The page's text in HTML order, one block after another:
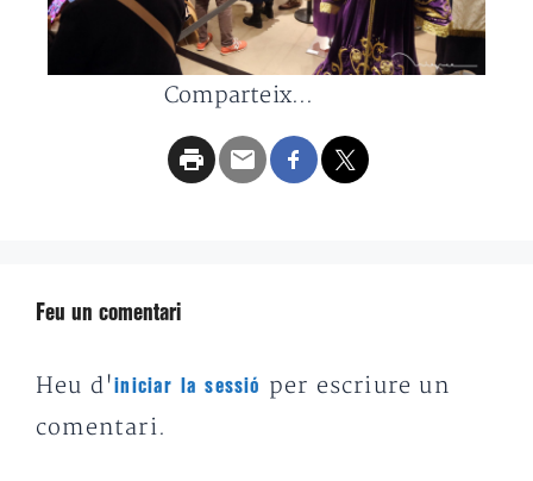
Comparteix...
Feu un comentari
Heu d'iniciar la sessió
per escriure un
comentari.